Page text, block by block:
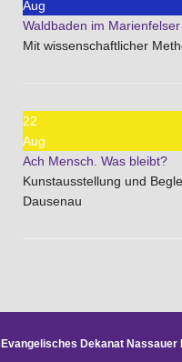
Aug
Waldbaden im Marienfelser
Mit wissenschaftlicher
22
Aug
Ach Mensch. Was bleibt?
Kunstausstellung und
Dausenau
Evangelisches Dekanat Nassauer